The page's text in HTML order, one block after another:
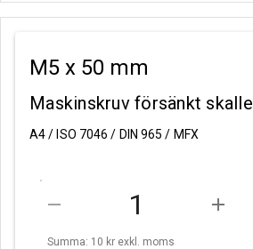
M5 x 50 mm
Maskinskruv försänkt skalle
A4 / ISO 7046 / DIN 965 / MFX
remove add
Summa: 10 kr exkl. moms